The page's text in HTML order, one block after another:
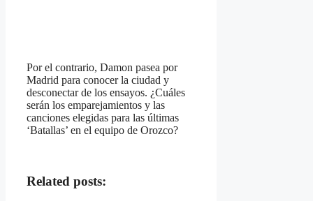
Por el contrario, Damon pasea por
Madrid para conocer la ciudad y
desconectar de los ensayos. ¿Cuáles
serán los emparejamientos y las
canciones elegidas para las últimas
‘Batallas’ en el equipo de Orozco?
Related posts: